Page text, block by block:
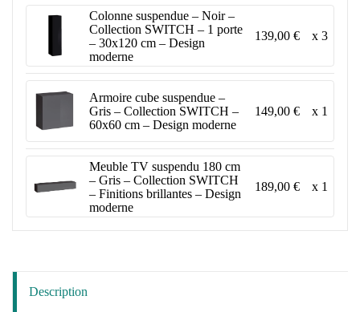
Colonne suspendue – Noir –
Collection SWITCH – 1 porte
– 30x120 cm – Design
moderne
139,00 € x 3
Armoire cube suspendue –
Gris – Collection SWITCH –
60x60 cm – Design moderne
149,00 € x 1
Meuble TV suspendu 180 cm
– Gris – Collection SWITCH
– Finitions brillantes – Design
moderne
189,00 € x 1
Description